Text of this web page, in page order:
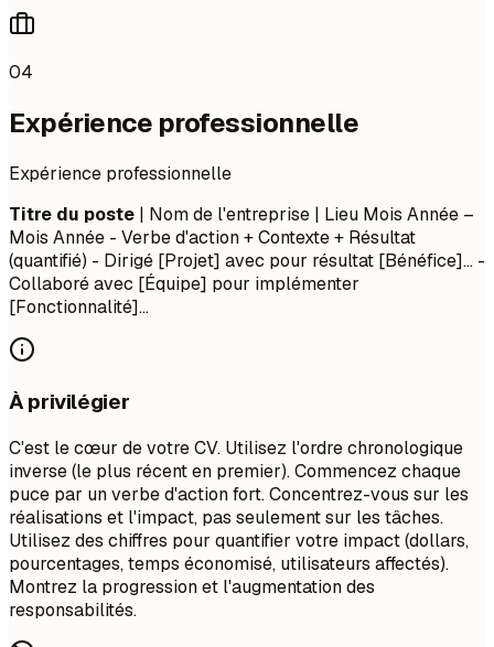
04
Expérience professionnelle
Expérience professionnelle
Titre du poste | Nom de l'entreprise | Lieu Mois Année –
Mois Année - Verbe d'action + Contexte + Résultat
(quantifié) - Dirigé [Projet] avec pour résultat [Bénéfice]... -
Collaboré avec [Équipe] pour implémenter
[Fonctionnalité]...
À privilégier
C'est le cœur de votre CV. Utilisez l'ordre chronologique
inverse (le plus récent en premier). Commencez chaque
puce par un verbe d'action fort. Concentrez-vous sur les
réalisations et l'impact, pas seulement sur les tâches.
Utilisez des chiffres pour quantifier votre impact (dollars,
pourcentages, temps économisé, utilisateurs affectés).
Montrez la progression et l'augmentation des
responsabilités.